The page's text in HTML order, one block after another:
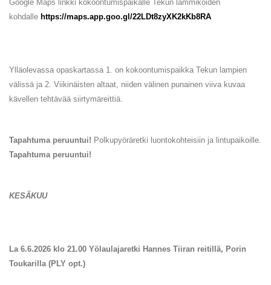
Google Maps linkki kokoontumispaikalle Tekun lammikoiden
kohdalle https://maps.app.goo.gl/22LDt8zyXK2kKb8RA
Ylläolevassa opaskartassa 1. on kokoontumispaikka Tekun lampien
välissä ja 2. Viikinäisten altaat, niiden välinen punainen viiva kuvaa
kävellen tehtävää siirtymäreittiä.
Tapahtuma peruuntui! Polkupyöräretki luontokohteisiin ja lintupaikoille.
Tapahtuma peruuntui!
KESÄKUU
La 6.6.2026 klo 21.00 Yölaulajaretki Hannes Tiiran reitillä, Porin
Toukarilla (PLY opt.)